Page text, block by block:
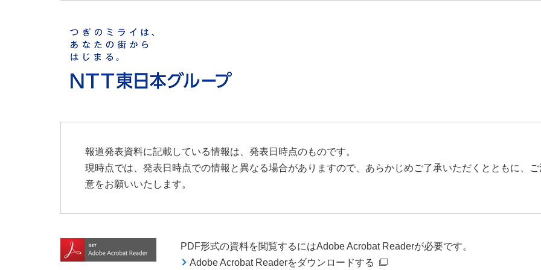
報道発表資料に記載している情報は、発表日時点のものです。
現時点では、発表日時点での情報と異なる場合がありますので、あらかじめご了承いただくとともに、ご
意をお願いいたします。
PDF形式の資料を閲覧するにはAdobe Acrobat Readerが必要です。
Adobe Acrobat Readerをダウンロードする